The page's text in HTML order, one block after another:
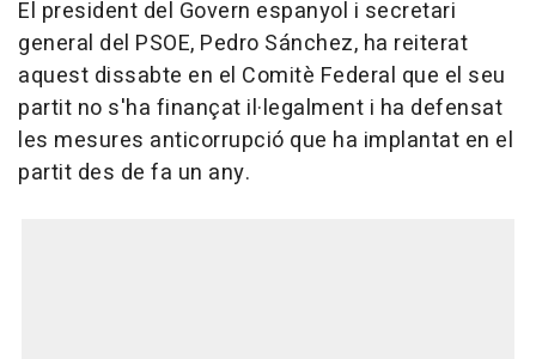
El president del Govern espanyol i secretari
general del PSOE, Pedro Sánchez, ha reiterat
aquest dissabte en el Comitè Federal que el seu
partit no s'ha finançat il·legalment i ha defensat
les mesures anticorrupció que ha implantat en el
partit des de fa un any.